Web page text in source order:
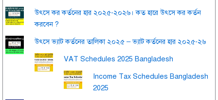
উৎসে কর কর্তনের হার ২০২৫-২০২৬। কত হারে উৎসে কর কর্তন
করবেন ?
উৎসে ভ্যাট কর্তনের তালিকা ২০২৫ – ভ্যাট কর্তনের হার ২০২৫-২৬
VAT Schedules 2025 Bangladesh
Income Tax Schedules Bangladesh
2025